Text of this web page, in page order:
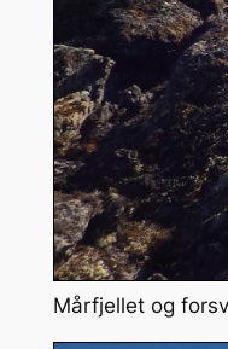
Mårfjellet og